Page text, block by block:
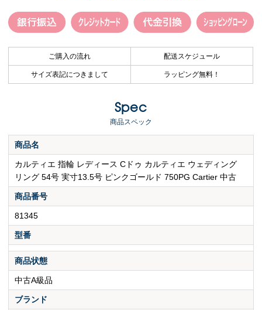
ご購入の流れ 配送スケジュール
サイズ表記につきまして ラッピング無料！
Spec
商品スペック
商品名
カルティエ 指輪 レディース Cドゥ カルティエ ウェディング
リング 54号 実寸13.5号 ピンクゴールド 750PG Cartier 中古
商品番号
81345
型番
商品状態
中古A級品
ブランド